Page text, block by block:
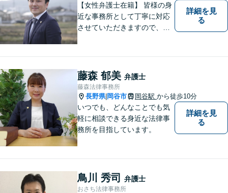
【女性弁護士在籍】 皆様の身
近な事務所として丁寧に対応
させていただきますので、お
詳細を見
る
藤森 郁美 弁護士
藤森法律事務所
長野県| 岡谷市 岡谷駅 から徒歩10分
いつでも、どんなことでも気
軽に相談できる身近な法律事
務所を目指しています。
詳細を見
る
鳥川 秀司 弁護士
おさち法律事務所